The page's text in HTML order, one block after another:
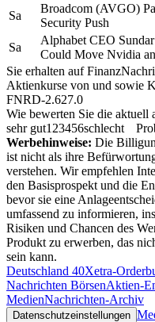
Sa
Broadcom (AVGO)
Security Push
Sa
Alphabet CEO
Could Move Nvidia
Sie erhalten auf
Aktienkurse von und sowie
FNRD-2.627.0
Wie bewerten Sie die aktuell
sehr gut1 23456schlecht
Werbehinweise: Die
ist nicht als ihre
verstehen. Wir empfehlen
den Basisprospekt und die
bevor sie eine
umfassend zu informieren,
Risiken und Chancen des
Produkt zu erwerben, das
sein kann.
Deutschland 40Xetra-
Nachrichten BörsenAktien-
MedienNachrichten-Archiv
Datenschutzeinstellungen